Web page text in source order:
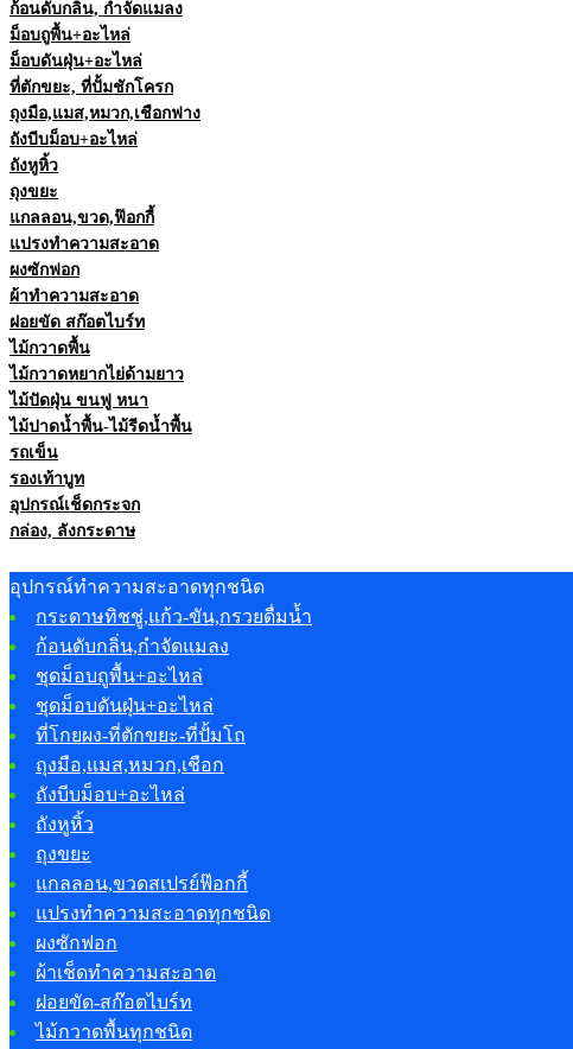
ก้อนดับกลิ่น, กำจัดแมลง
ม็อบถูพื้น+อะไหล่
ม็อบดันฝุ่น+อะไหล่
ที่ตักขยะ, ที่ปั้มชักโครก
ถุงมือ,แมส,หมวก,เชือกฟาง
ถังบีบม็อบ+อะไหล่
ถังหูหิ้ว
ถุงขยะ
แกลลอน,ขวด,ฟ๊อกกี้
แปรงทำความสะอาด
ผงซักฟอก
ผ้าทำความสะอาด
ฝอยขัด สก๊อตไบร์ท
ไม้กวาดพื้น
ไม้กวาดหยากไย่ด้ามยาว
ไม้ปัดฝุ่น ขนฟู หนา
ไม้ปาดน้ำพื้น-ไม้รีดน้ำพื้น
รถเข็น
รองเท้าบูท
อุปกรณ์เช็ดกระจก
กล่อง, ลังกระดาษ
อุปกรณ์ทำความสะอาดทุกชนิด
กระดาษทิชชู่,แก้ว-ขัน,กรวยดื่มน้ำ
ก้อนดับกลิ่น,กำจัดแมลง
ชุดม็อบถูพื้น+อะไหล่
ชุดม็อบดันฝุ่น+อะไหล่
ที่โกยผง-ที่ตักขยะ-ที่ปั้มโถ
ถุงมือ,แมส,หมวก,เชือก
ถังบีบม็อบ+อะไหล่
ถังหูหิ้ว
ถุงขยะ
แกลลอน,ขวดสเปรย์ฟ๊อกกี้
แปรงทำความสะอาดทุกชนิด
ผงซักฟอก
ผ้าเช็ดทำความสะอาด
ฝอยขัด-สก๊อตไบร์ท
ไม้กวาดพื้นทุกชนิด